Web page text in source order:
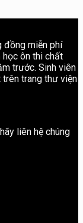
đồng miễn phí
học ôn thi chất
trước. Sinh viên
trang thư viện
liên hệ chúng